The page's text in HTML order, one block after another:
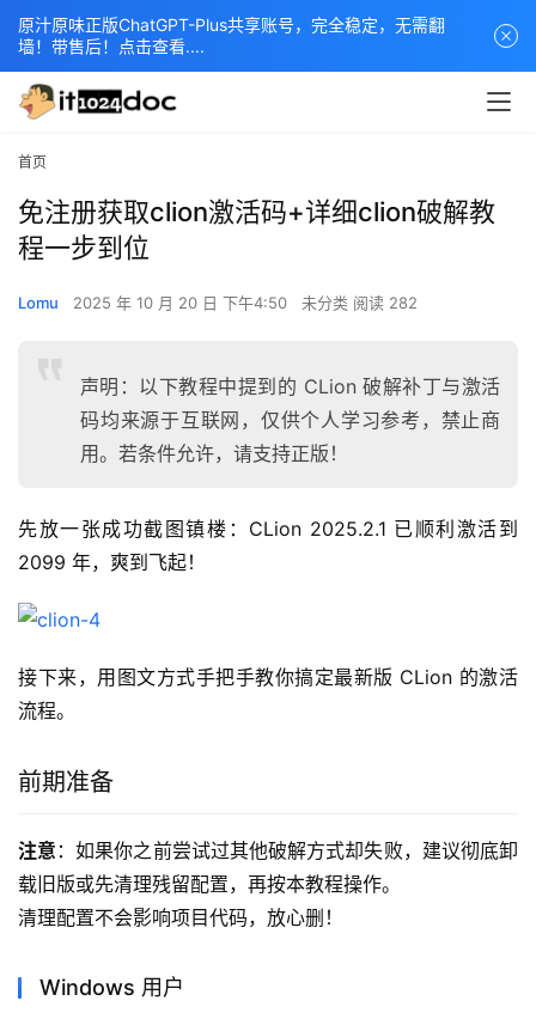
首页
免注册获取clion激活码+详细clion破解教
程一步到位
Lomu 2025 年 10 月 20 日 下午4:50 未分类 阅读 282
声明：以下教程中提到的 CLion 破解补丁与激活
码均来源于互联网，仅供个人学习参考，禁止商
用。若条件允许，请支持正版！
先放一张成功截图镇楼：CLion 2025.2.1 已顺利激活到
2099 年，爽到飞起！
接下来，用图文方式手把手教你搞定最新版 CLion 的激活
流程。
前期准备
注意 ：如果你之前尝试过其他破解方式却失败，建议彻底卸
载旧版或先清理残留配置，再按本教程操作。
清理配置不会影响项目代码，放心删！
Windows 用户
原汁原味正版ChatGPT-Plus共享账号，完全稳定，无需翻
墙！带售后！点击查看....